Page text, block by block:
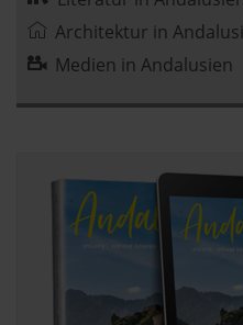
Architektur in
Medien in Andalusien